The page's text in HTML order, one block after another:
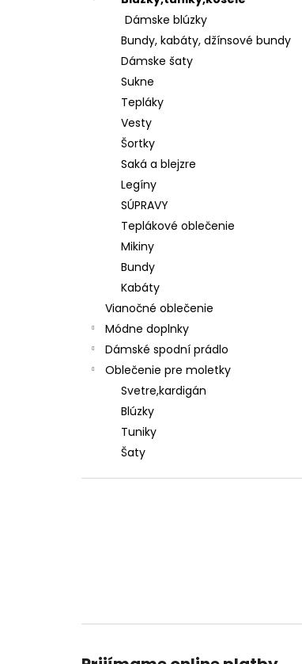
Dámske blúzky
Bundy, kabáty, džínsové bundy
Dámske šaty
Sukne
Tepláky
Vesty
Šortky
Saká a blejzre
Legíny
SÚPRAVY
Teplákové oblečenie
Mikiny
Bundy
Kabáty
Vianočné oblečenie
Módne doplnky
Dámské spodní prádlo
Oblečenie pre moletky
Svetre,kardigán
Blúzky
Tuniky
Šaty
KOŠEĽOVÁ BLÚZKA Z ĽAHKEJ A
PRÍJEMNEJ BAVLNY K65622